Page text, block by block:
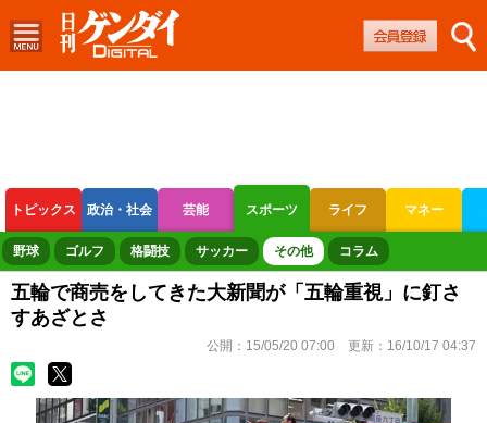
トピックス 政治・社会 芸能 スポーツ ライフ マネー
ボートレース 競輪 オートレース
野球 ゴルフ 格闘技 サッカー その他 コラム
五輪で商売をしてきた大新聞が「五輪重視」に釘さ
すあざとさ
公開： 15/05/20 07:00 更新： 16/10/17 04:37